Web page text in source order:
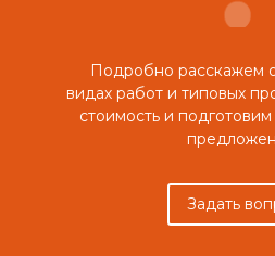
Подробно расскажем
видах работ и типовых
стоимость и
Задать